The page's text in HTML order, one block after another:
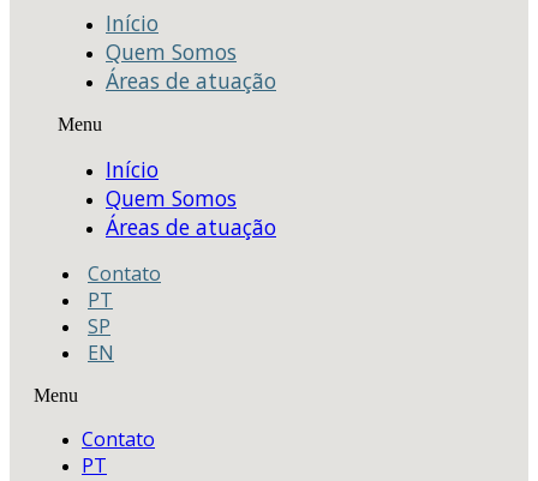
Início
Quem Somos
Áreas de atuação
Menu
Início
Quem Somos
Áreas de atuação
Contato
PT
SP
EN
Menu
Contato
PT